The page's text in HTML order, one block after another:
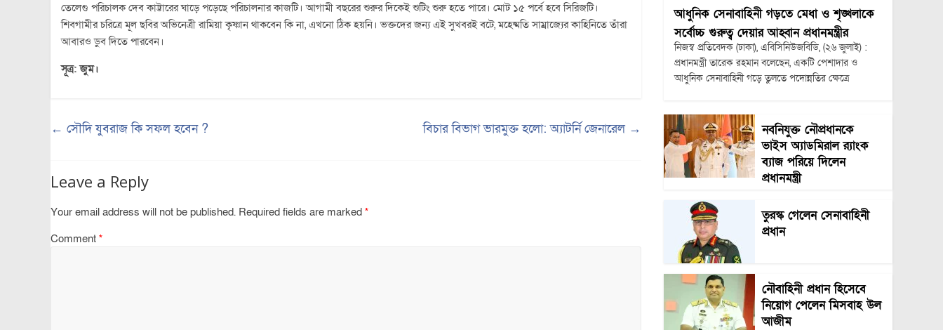
তেলেগু পরিচালক দেব কাট্টারের ঘাড়ে পড়েছে পরিচালনার কাজটি। আগামী বছরের শুরুর দিকেই শুটিং শুরু হতে পারে। মোট ১৫ পর্বে হবে সিরিজটি।
শিবগামীর চরিত্রে মূল ছবির অভিনেত্রী রামিয়া কৃষ্ণান থাকবেন কি না, এখনো ঠিক হয়নি। ভক্তদের জন্য এই সুখবরই বটে, মহেষ্মতি সাম্রাজ্যের কাহিনিতে তাঁরা
আবারও ডুব দিতে পারবেন।
সূত্র: জুম।
← সৌদি যুবরাজ কি সফল হবেন ? বিচার বিভাগ ভারমুক্ত হলো: অ্যাটর্নি জেনারেল →
Leave a Reply
Your email address will not be published. Required fields are marked *
Comment *
আধুনিক সেনাবাহিনী গড়তে মেধা ও শৃঙ্খলাকে
সর্বোচ্চ গুরুত্ব দেয়ার আহ্বান প্রধানমন্ত্রীর
নিজস্ব প্রতিবেদক (ঢাকা), এবিসিনিউজবিডি, (২৬ জুলাই) :
প্রধানমন্ত্রী তারেক রহমান বলেছেন, একটি পেশাদার ও
আধুনিক সেনাবাহিনী গড়ে তুলতে পদোন্নতির ক্ষেত্রে
নবনিযুক্ত নৌপ্রধানকে
ভাইস অ্যাডমিরাল র‍্যাংক
ব্যাজ পরিয়ে দিলেন
প্রধানমন্ত্রী
তুরস্ক গেলেন সেনাবাহিনী
প্রধান
নৌবাহিনী প্রধান হিসেবে
নিয়োগ পেলেন মিসবাহ উল
আজীম